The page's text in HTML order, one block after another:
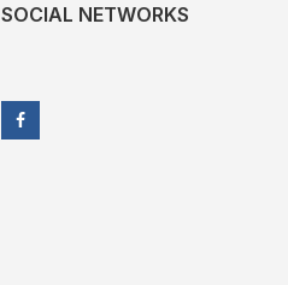
SOCIAL NETWORKS